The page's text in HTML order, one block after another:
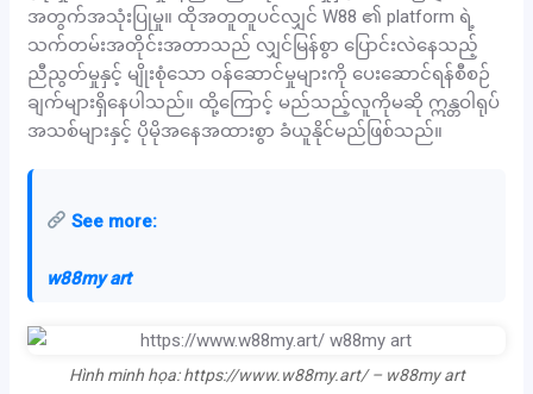
အတွက်အသုံးပြုမှု။ ထိုအတူတူပင်လျှင် W88 ၏ platform ရဲ့
သက်တမ်းအတိုင်းအတာသည် လျှင်မြန်စွာ ပြောင်းလဲနေသည့်
ညီညွတ်မှုနှင့် မျိုးစုံသော ဝန်ဆောင်မှုများကို ပေးဆောင်ရန်စီစဉ်
ချက်များရှိနေပါသည်။ ထို့ကြောင့် မည်သည့်လူကိုမဆို ဣန္တဝါရုပ်
အသစ်များနှင့် ပိုမိုအနေအထားစွာ ခံယူနိုင်မည်ဖြစ်သည်။
See more:
w88my art
Hình minh họa: https://www.w88my.art/ – w88my art